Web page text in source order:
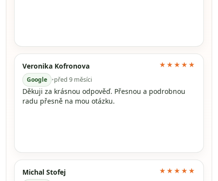
Veronika Kofronova
Google •před 9 měsíci
★★★★★
Děkuji za krásnou odpověď. Přesnou a podrobnou
radu přesně na mou otázku.
Michal Stofej ★★★★★